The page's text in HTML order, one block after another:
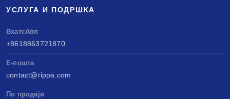
УСЛУГА И ПОДРШКА
ВхатсАпп
+8618863721870
Е-пошта
contact@rippa.com
По продаји